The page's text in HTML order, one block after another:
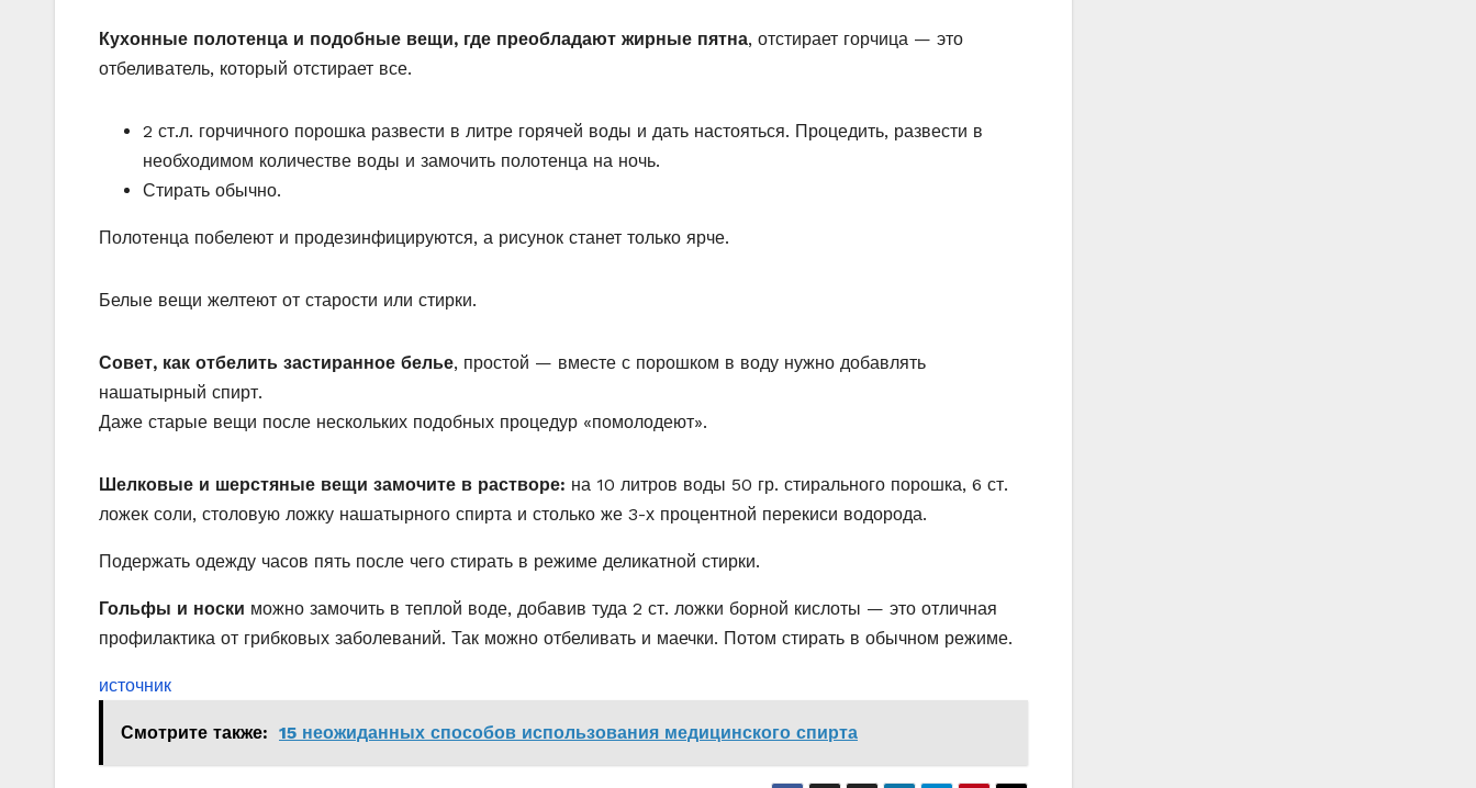
Кухонные полотенца и подобные вещи, где преобладают жирные пятна, отстирает горчица — это
отбеливатель, который отстирает все.
2 ст.л. горчичного порошка развести в литре горячей воды и дать настояться. Процедить, развести в
необходимом количестве воды и замочить полотенца на ночь.
Стирать обычно.
Полотенца побелеют и продезинфицируются, а рисунок станет только ярче.
Белые вещи желтеют от старости или стирки.
Совет, как отбелить застиранное белье, простой — вместе с порошком в воду нужно добавлять
нашатырный спирт.
Даже старые вещи после нескольких подобных процедур «помолодеют».
Шелковые и шерстяные вещи замочите в растворе: на 10 литров воды 50 гр. стирального порошка, 6 ст.
ложек соли, столовую ложку нашатырного спирта и столько же 3-х процентной перекиси водорода.
Подержать одежду часов пять после чего стирать в режиме деликатной стирки.
Гольфы и носки можно замочить в теплой воде, добавив туда 2 ст. ложки борной кислоты — это отличная
профилактика от грибковых заболеваний. Так можно отбеливать и маечки. Потом стирать в обычном режиме.
источник
Смотрите также: 15 неожиданных способов использования медицинского спирта